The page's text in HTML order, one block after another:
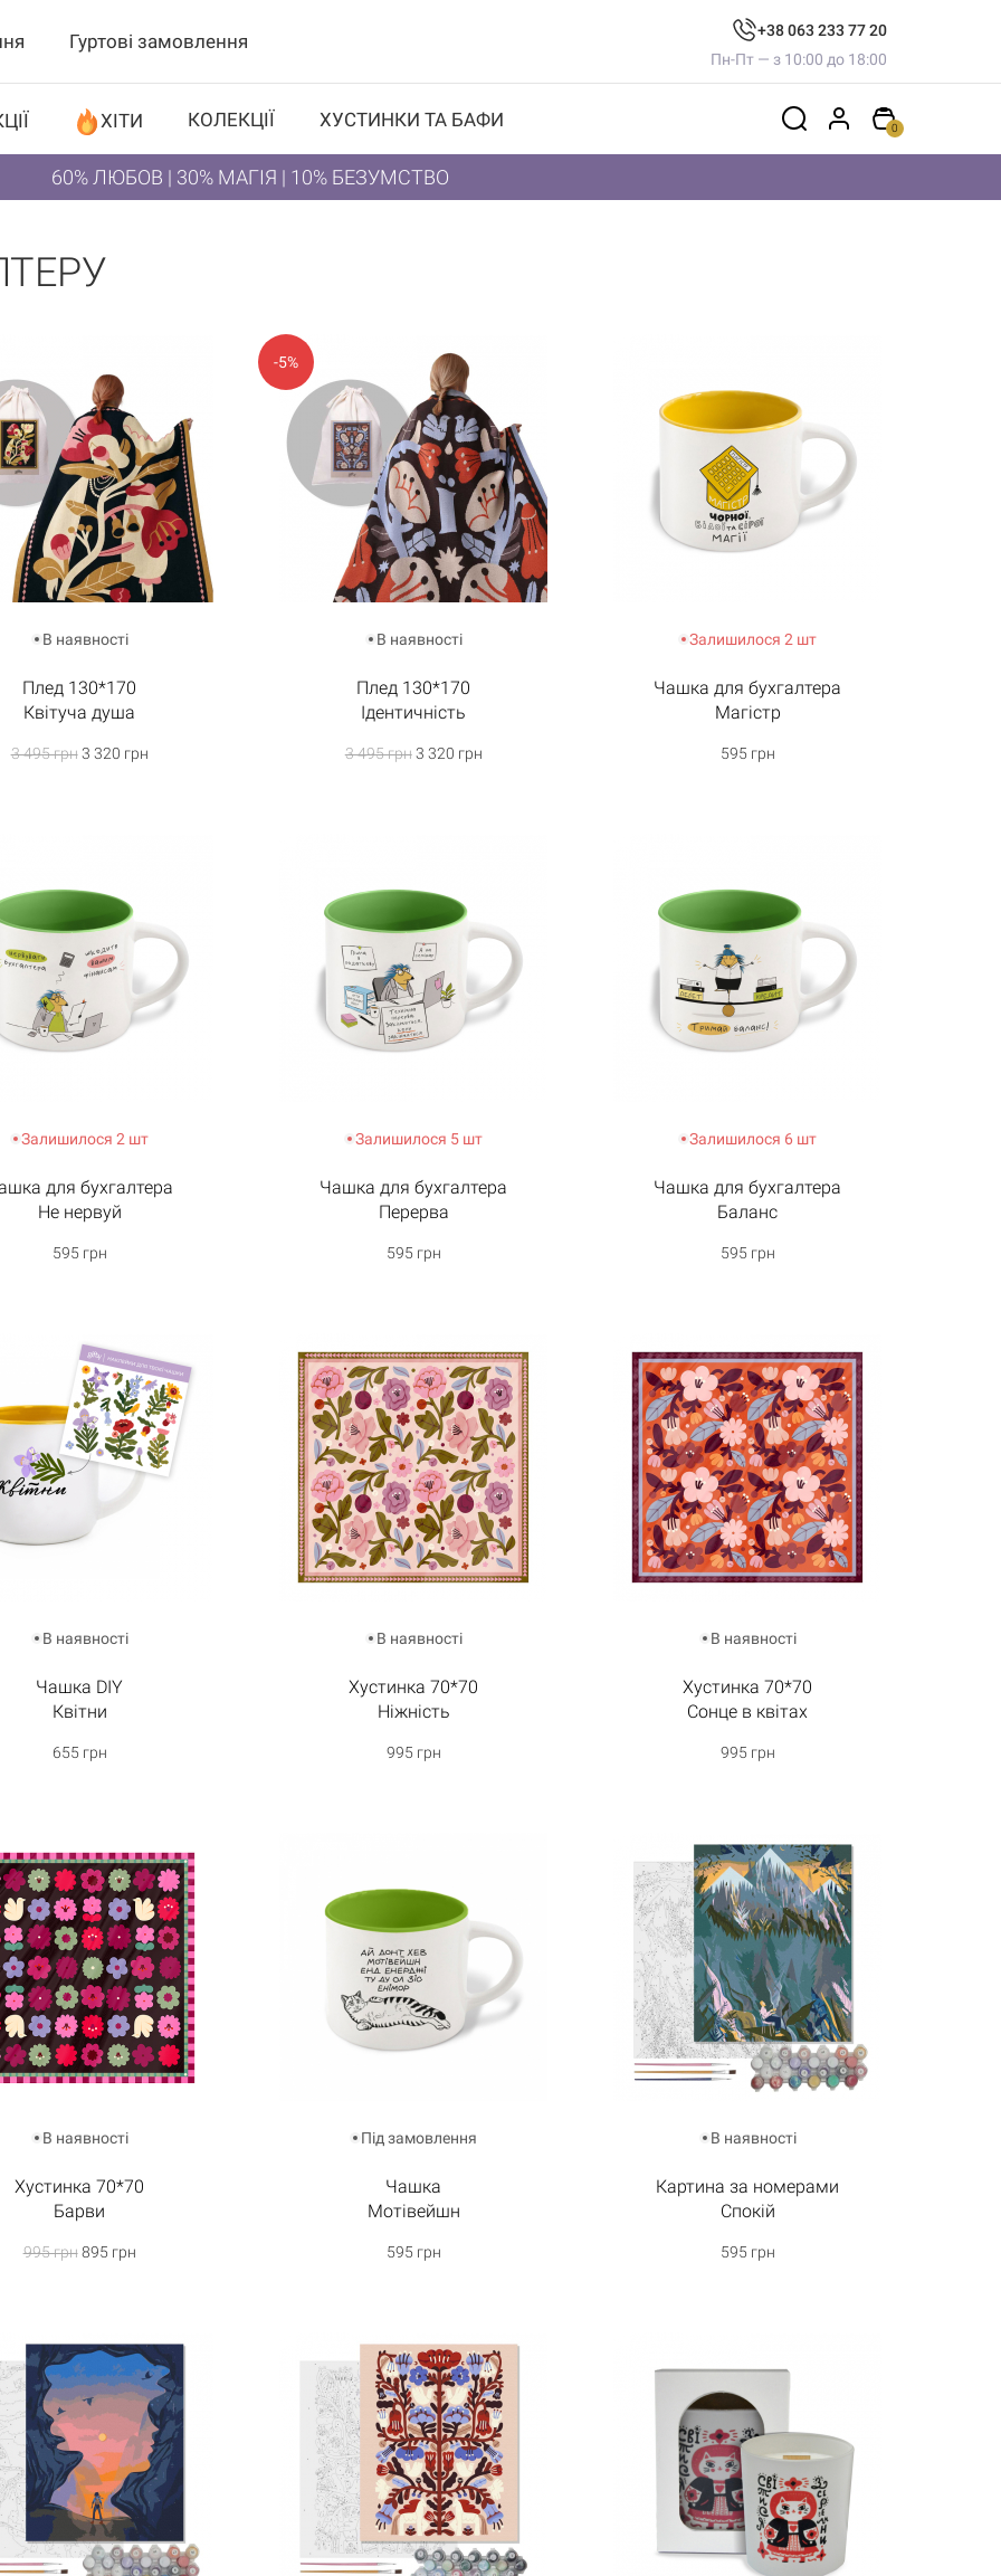
Гуртові замовлення
+38 063 233 77 20
Пн-Пт — з 10:00 до 18:00
ХІТИ КОЛЕКЦІЇ ХУСТИНКИ ТА БАФИ 0
60% ЛЮБОВ | 30% МАГІЯ | 10% БЕЗУМСТВО
В наявності
Плед 130*170
Квітуча душа
3 495 грн3 320 грн
-5%
В наявності
Плед 130*170
Ідентичність
3 495 грн3 320 грн
Залишилося 2 шт
Чашка для бухгалтера
Магістр
595 грн
Залишилося 2 шт
для бухгалтера
Не нервуй
595 грн
Залишилося 5 шт
Чашка для бухгалтера
Перерва
595 грн
Залишилося 6 шт
Чашка для бухгалтера
Баланс
595 грн
В наявності
Чашка DIY
Квітни
655 грн
В наявності
Хустинка 70*70
Ніжність
995 грн
В наявності
Хустинка 70*70
Сонце в квітах
995 грн
В наявності
Хустинка 70*70
Барви
995 грн895 грн
Під замовлення
Чашка
Мотівейшн
595 грн
В наявності
Картина за номерами
Спокій
595 грн
Кошик порожній